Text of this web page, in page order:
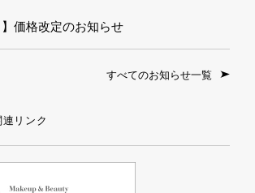
】価格改定のお知らせ
すべてのお知らせ一覧
連リンク